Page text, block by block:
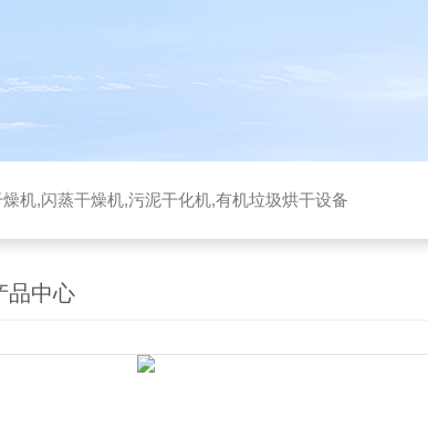
机,闪蒸干燥机,污泥干化机,有机垃圾烘干设备
品中心